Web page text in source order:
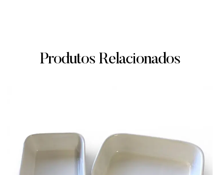
Produtos Relacionados